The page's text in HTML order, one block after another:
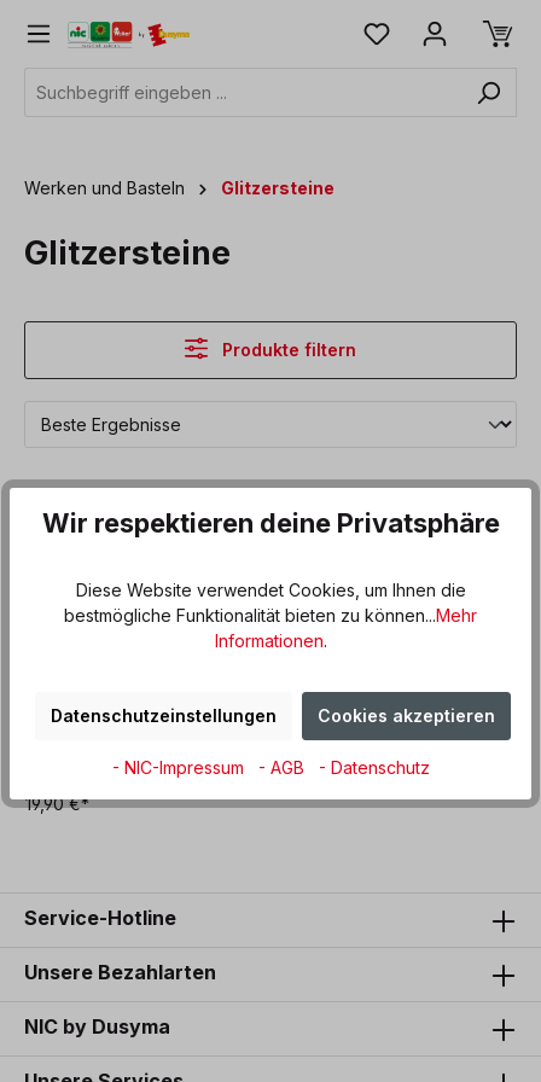
springen
Werken und Basteln Glitzersteine
Glitzersteine
Produkte filtern
Glitzer-Schatz in Holzkiste
19,90 €*
Service-Hotline
Unsere Bezahlarten
NIC by Dusyma
Wir respektieren deine Privatsphäre
Diese Website verwendet Cookies, um Ihnen die
bestmögliche Funktionalität bieten zu können...Mehr
Informationen.
Datenschutzeinstellungen Cookies akzeptieren
- NIC-Impressum - AGB - Datenschutz